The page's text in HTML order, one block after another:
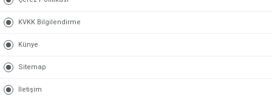
KVKK Bilgilendirme
Künye
Sitemap
İletişim